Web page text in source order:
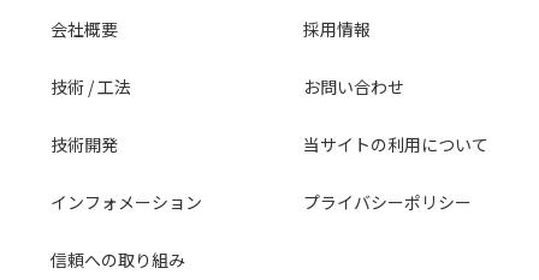
会社概要
技術 / 工法
技術開発
インフォメーション
信頼への取り組み
採用情報
お問い合わせ
当サイトの利用について
プライバシーポリシー